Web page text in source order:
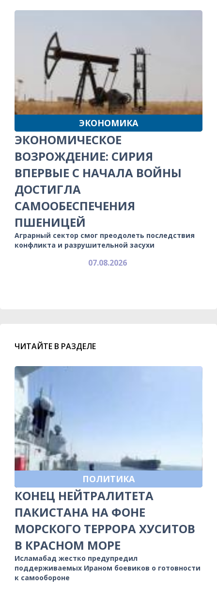
ЭКОНОМИКА
ЭКОНОМИЧЕСКОЕ
ВОЗРОЖДЕНИЕ: СИРИЯ
ВПЕРВЫЕ С НАЧАЛА ВОЙНЫ
ДОСТИГЛА
САМООБЕСПЕЧЕНИЯ
ПШЕНИЦЕЙ
Аграрный сектор смог преодолеть последствия
конфликта и разрушительной засухи
07.08.2026
ЧИТАЙТЕ В РАЗДЕЛЕ
ПОЛИТИКА
КОНЕЦ НЕЙТРАЛИТЕТА
ПАКИСТАНА НА ФОНЕ
МОРСКОГО ТЕРРОРА ХУСИТОВ
В КРАСНОМ МОРЕ
Исламабад жестко предупредил
поддерживаемых Ираном боевиков о готовности
к самообороне